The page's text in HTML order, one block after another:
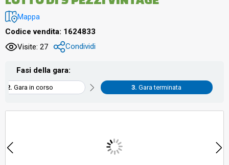
Mappa
Codice vendita: 1624833
Visite: 27
Condividi
Fasi della gara:
Gara in corso Gara terminata